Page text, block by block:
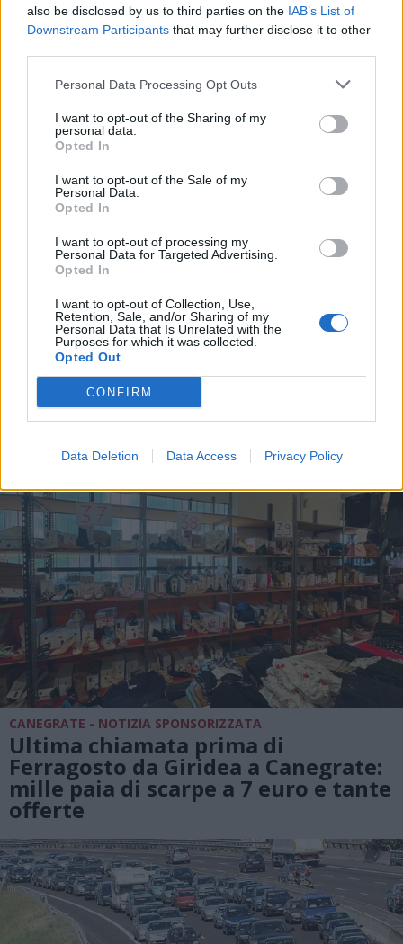
also be disclosed by us to third parties on the IAB’s List of
Downstream Participants that may further disclose it to other
Personal Data Processing Opt Outs
I want to opt-out of the Sharing of my
personal data.
Opted In
I want to opt-out of the Sale of my
Personal Data.
Opted In
I want to opt-out of processing my
Personal Data for Targeted Advertising.
Opted In
I want to opt-out of Collection, Use,
Retention, Sale, and/or Sharing of my
Personal Data that Is Unrelated with the
Purposes for which it was collected.
Opted Out
CONFIRM
Data Deletion Data Access Privacy Policy
ECONOMIA
L’industria che resiste nell’Alto
Milanese. Spinta dal chimico-
plastico, ma l’export va ancora a
CANEGRATE - NOTIZIA SPONSORIZZATA
Ultima chiamata prima di
Ferragosto da Giridea a Canegrate:
mille paia di scarpe a 7 euro e tante
offerte